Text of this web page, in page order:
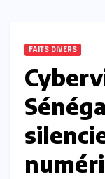
FAITS DIVERS